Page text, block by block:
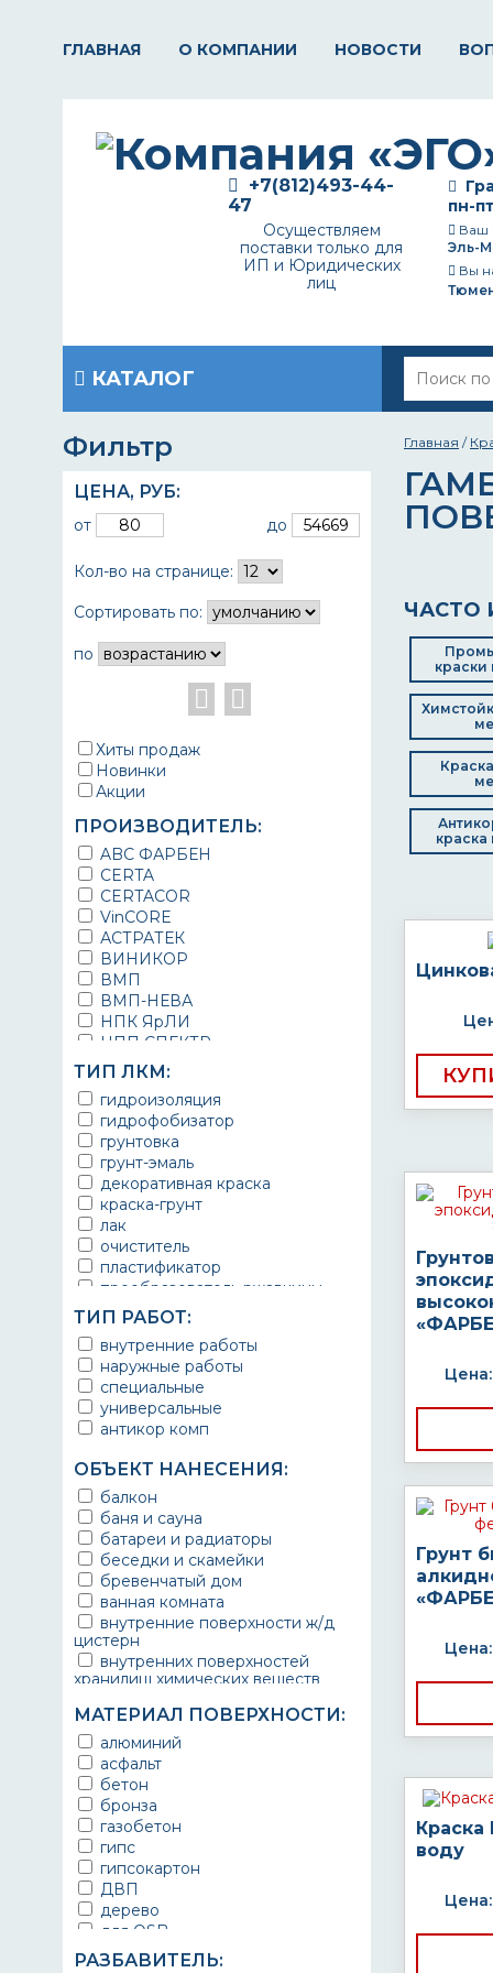
ГЛАВНАЯ О КОМПАНИИ НОВОСТИ
пн-
Ваш
Эль-
Вы
+7(812)493-44-
47
Осуществляем
поставки только для
ИП и Юридических
лиц
КАТАЛОГ
Фильтр
ЦЕНА, РУБ:
от до
Кол-во на странице:
Сортировать по:
по
Хиты продаж
Новинки
Акции
ПРОИЗВОДИТЕЛЬ:
ABC ФАРБЕН
CERTA
CERTACOR
VinCORE
АСТРАТЕК
ВИНИКОР
ВМП
ВМП-НЕВА
НПК ЯрЛИ
НПП СПЕКТР
НПФ ЭМАЛЬ
ТЕРМА
УРЕПЛЕН
ТИП ЛКМ:
гидроизоляция
гидрофобизатор
грунтовка
грунт-эмаль
декоративная краска
краска-грунт
лак
очиститель
пластификатор
преобразователь ржавчины
эмаль
Краска
Покрытие
грунт эмаль
защитное покрытие
ТИП РАБОТ:
внутренние работы
наружные работы
специальные
универсальные
антикор комп
ОБЪЕКТ НАНЕСЕНИЯ:
балкон
баня и сауна
батареи и радиаторы
беседки и скамейки
бревенчатый дом
ванная комната
внутренние поверхности ж/д
цистерн
внутренних поверхностей
хранилищ химических веществ
ворота
выхлопные системы
автомобилей
газопроводы
гараж
гидротехнические сооружения
городской транспорт
грузовые вагоны
двери металлические
детали двигателей
детали машин
для автомобилей
МАТЕРИАЛ ПОВЕРХНОСТИ:
алюминий
асфальт
бетон
бронза
газобетон
гипс
гипсокартон
ДВП
дерево
для OSB
для бетона
РАЗБАВИТЕЛЬ:
Главная /
ЧАСТО
краски
краска
Цена:
Грунт
Цена:
воду
Цена: